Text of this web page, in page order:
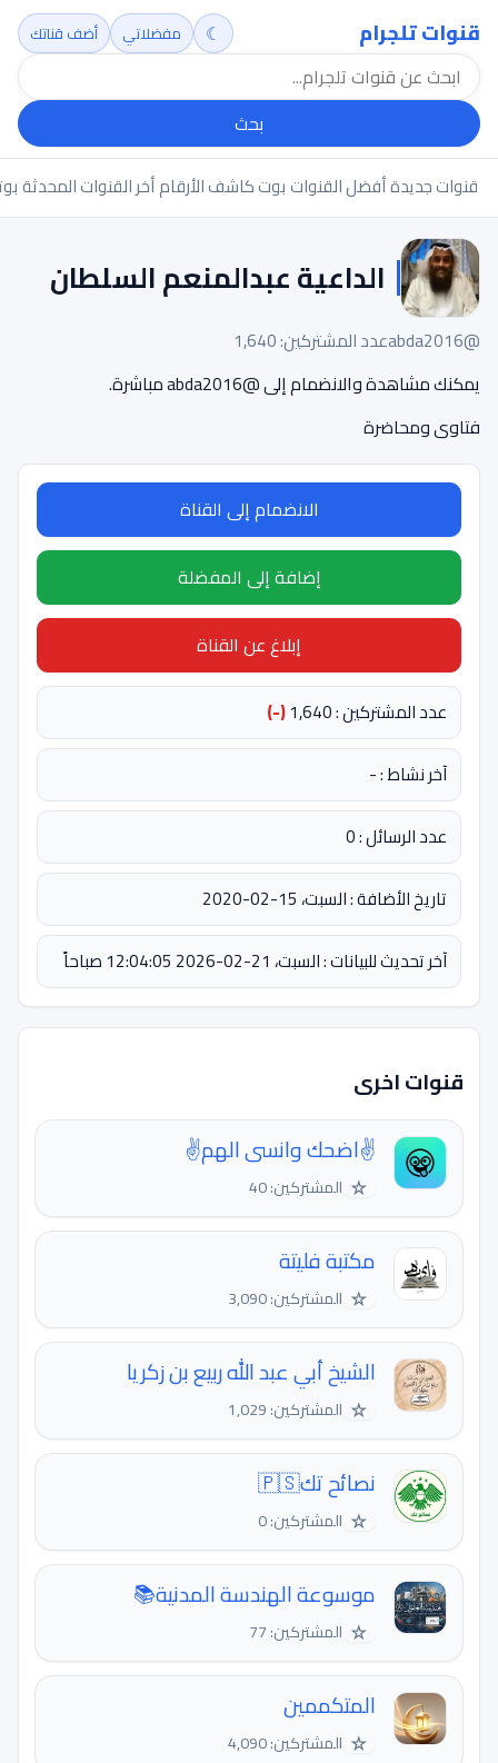
قنوات تلجرام
بحث
☾ مفضلاتي أضف قناتك
قنوات جديدةأفضل القنواتبوت كاشف الأرقامأخر القنوات المحدثة
الداعية عبدالمنعم السلطان
@abda2016
عدد المشتركين: 1,640
يمكنك مشاهدة والانضمام إلى @abda2016 مباشرة.
فتاوى ومحاضرة
الانضمام إلى القناة
إضافة إلى المفضلة
إبلاغ عن القناة
عدد المشتركين : 1,640
(-)
آخر نشاط : -
عدد الرسائل : 0
تاريخ الأضافة : السبت، 15-02-2020
آخر تحديث للبيانات : السبت، 21-02-2026 12:04:05 صباحاً
قنوات اخرى
✌اضحك وانسى الهم✌
☆ المشتركين: 40
مكتبة فليتة
☆ المشتركين: 3,090
الشيخ أبي عبد الله ربيع بن زكريا
☆ المشتركين: 1,029
نصائح تك🇵🇸
☆ المشتركين: 0
موسوعة الهندسة المدنية📚
☆ المشتركين: 77
المتكممين
☆ المشتركين: 4,090